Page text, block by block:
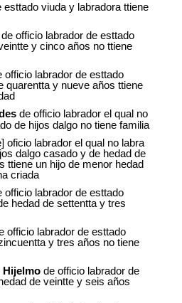
esttado viuda y labradora ttiene
de officio labrador de esttado
y cinco años no ttiene
officio labrador de esttado
quarentta y nueve años ttiene
de officio labrador el qual no
de hijos dalgo no tiene familia
oficio labrador el qual no labra
dalgo casado y de hedad de
ttiene un hijo de menor hedad
criada
officio labrador de esttado
hedad de settentta y tres
officio labrador de esttado
y tres años no tiene
Hijelmo de officio labrador de
de veintte y seis años